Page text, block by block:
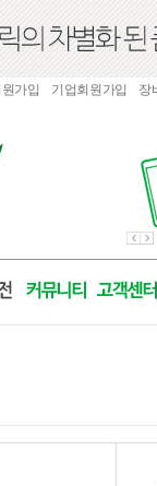
가입 기업회원가입 장